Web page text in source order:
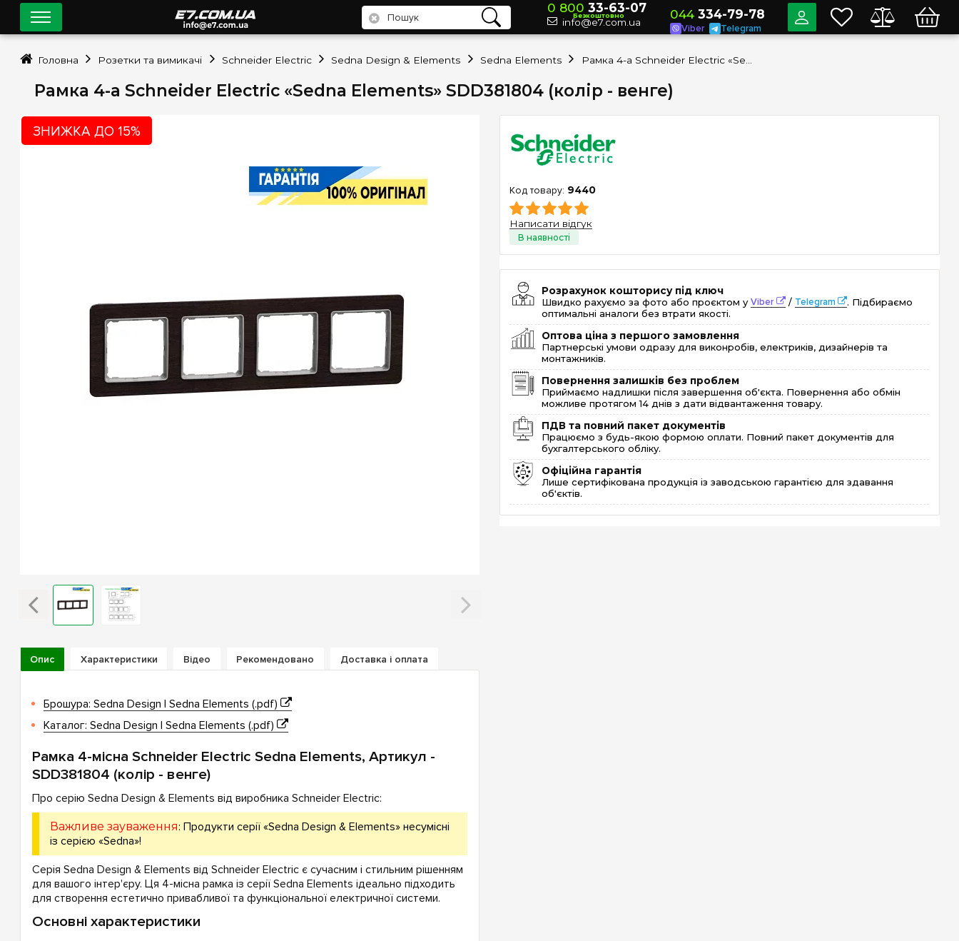
Рамка 4-а Schneider Electric «Sedna Elements» SDD381804 (колір - венге)
ЗНИЖКА ДО 15%
9440
Написати відгук
Розрахунок кошторису під ключ
Швидко рахуємо за фото або проєктом уViber / Telegram
. Підбираємо
оптимальні аналоги без втрати якості.
Оптова ціна з першого замовлення
Партнерські умови одразу для виконробів, електриків, дизайнерів та
монтажників.
Повернення залишків без проблем
Приймаємо надлишки після завершення об'єкта. Повернення або обмін
можливе протягом 14 днів з дати відвантаження товару.
ПДВ та повний пакет документів
Працюємо з будь-якою формою оплати. Повний пакет документів для
бухгалтерського обліку.
Офіційна гарантія
Лише сертифікована продукція із заводською гарантією для здавання
об'єктів.
Опис Характеристики Відео Рекомендовано Доставка і оплата
Брошура: Sedna Design | Sedna Elements (.pdf)
Каталог: Sedna Design | Sedna Elements (.pdf)
Рамка 4-місна Schneider Electric Sedna Elements, Артикул -
SDD381804 (колір - венге)
Про серію Sedna Design & Elements від виробника Schneider Electric:
Важливе зауваження: Продукти серії «Sedna Design & Elements» несумісні
із серією «Sedna»!
Серія Sedna Design & Elements від Schneider Electric є сучасним і стильним рішенням
для вашого інтер'єру. Ця 4-місна рамка із серії Sedna Elements ідеально підходить
для створення естетично привабливої та функціональної електричної системи.
Основні характеристики
0 800 33-63-07
Безкоштовно
info@e7.com.ua
044 334-79-78
Viber Telegram
Головна Розетки та вимикачі Schneider Electric Sedna Design & Elements Sedna Elements